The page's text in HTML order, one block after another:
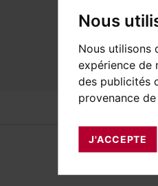
Nous
Nous utilisons
expérience de
des publicités
provenance
J'ACCEPTE